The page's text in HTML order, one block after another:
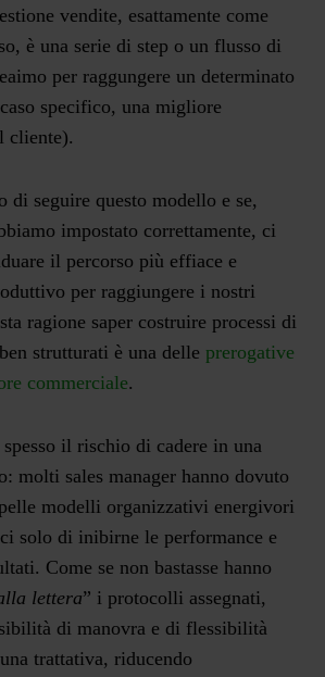
vendite, esattamente come
è una serie di step o un flusso di
per raggungere un determinato
specifico, una migliore
cliente).
di seguire questo modello e se,
impostato correttamente, ci
il percorso più effiace e
per raggiungere i nostri
ragione saper costruire processi di
strutturati è una delle prerogative
commerciale.
il rischio di cadere in una
molti sales manager hanno dovuto
modelli organizzativi energivori
solo di inibirne le performance e
Come se non bastasse hanno
lettera” i protocolli assegnati,
di manovra e di flessibilità
trattativa, riducendo